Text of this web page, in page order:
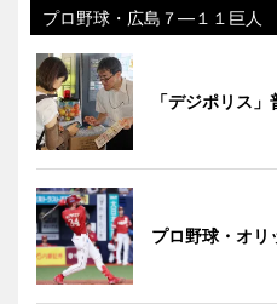
プロ野球・広島７―１１巨人
「デジポリス
プロ野球・オ